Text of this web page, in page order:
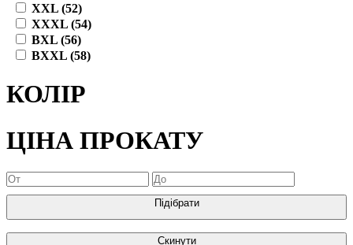
XXL (52)
XXXL (54)
BXL (56)
BXXL (58)
КОЛІР
ЦІНА ПРОКАТУ